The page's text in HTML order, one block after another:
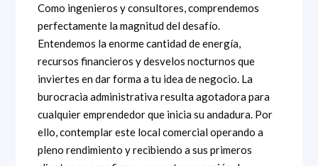
Como ingenieros y consultores, comprendemos
perfectamente la magnitud del desafío.
Entendemos la enorme cantidad de energía,
recursos financieros y desvelos nocturnos que
inviertes en dar forma a tu idea de negocio. La
burocracia administrativa resulta agotadora para
cualquier emprendedor que inicia su andadura. Por
ello, contemplar este local comercial operando a
pleno rendimiento y recibiendo a sus primeros